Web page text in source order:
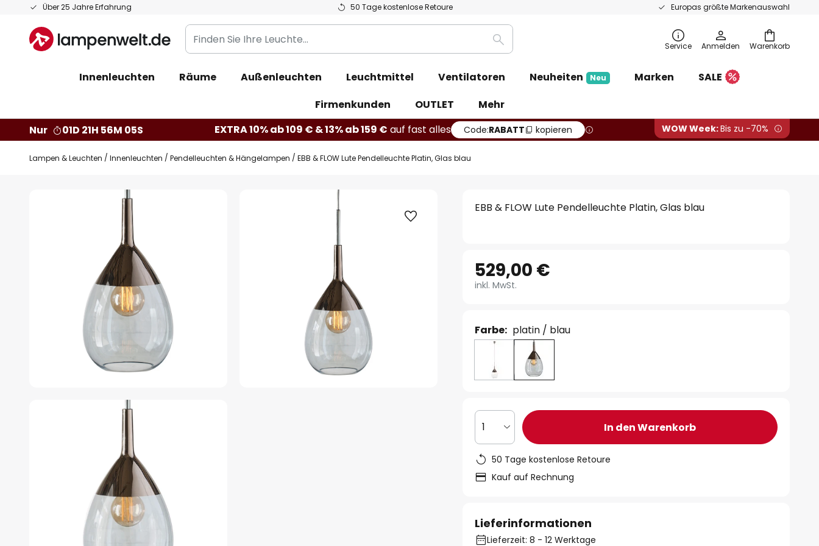
Über 25 Jahre Erfahrung 50 Tage kostenlose Retoure Europas größte Markenauswahl
Zum
springen
Warenkorb
Finden
Sie
Leuchte...
Suche Service Anmelden
Innenleuchten Räume Außenleuchten Leuchtmittel Ventilatoren Neuheiten Neu Marken
SALE
Firmenkunden
OUTLET
Mehr
Nur
01D 21H 56M 04S EXTRA 10% ab 109 € & 13% ab 159 € auf fast alles Code:RABATT kopieren WOW Week:Bis zu -70%
Lampen & Leuchten Innenleuchten Pendelleuchten & Hängelampen EBB & FLOW Lute Pendelleuchte Platin, Glas blau
EBB & FLOW Lute Pendelleuchte Platin, Glas blau
529,00 €
inkl. MwSt.
Farbe: platin / blau
1 In den Warenkorb
50 Tage kostenlose Retoure
Kauf auf Rechnung
Lieferinformationen
Lieferzeit: 8 - 12 Werktage